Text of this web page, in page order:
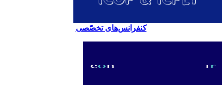
کنفرانس‌های تخصّصی